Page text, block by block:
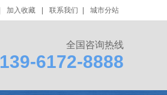
加入收藏 联系我们 城市分站
全国咨询热线
139-6172-8888